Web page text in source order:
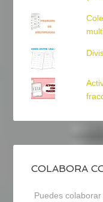
COLABORA
Puedes